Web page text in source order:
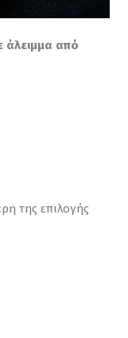
άλειμμα από
της επιλογής